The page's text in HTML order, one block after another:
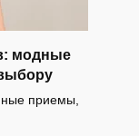
модные
приемы,